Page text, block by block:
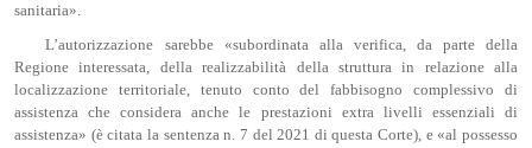
sanitaria».
L’autorizzazione sarebbe «subordinata alla verifica, da parte della
Regione interessata, della realizzabilità della struttura in relazione alla
localizzazione territoriale, tenuto conto del fabbisogno complessivo di
assistenza che considera anche le prestazioni extra livelli essenziali di
assistenza» (è citata la sentenza n. 7 del 2021 di questa Corte), e «al possesso